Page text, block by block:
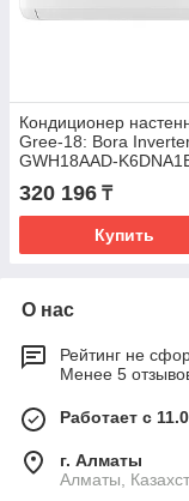
Кондиционер
Gree-18: Bora
GWH18AAD-
инсталляции)
320 196 ₸
Купить
О нас
Рейтинг не
Менее 5
Работает с
г. Алматы
Алматы,